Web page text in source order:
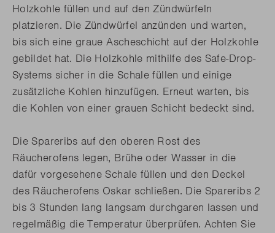
Holzkohle füllen und auf den Zündwürfeln
platzieren. Die Zündwürfel anzünden und warten,
bis sich eine graue Ascheschicht auf der Holzkohle
gebildet hat. Die Holzkohle mithilfe des Safe-Drop-
Systems sicher in die Schale füllen und einige
zusätzliche Kohlen hinzufügen. Erneut warten, bis
die Kohlen von einer grauen Schicht bedeckt sind.
Die Spareribs auf den oberen Rost des
Räucherofens legen, Brühe oder Wasser in die
dafür vorgesehene Schale füllen und den Deckel
des Räucherofens Oskar schließen. Die Spareribs 2
bis 3 Stunden lang langsam durchgaren lassen und
regelmäßig die Temperatur überprüfen. Achten Sie